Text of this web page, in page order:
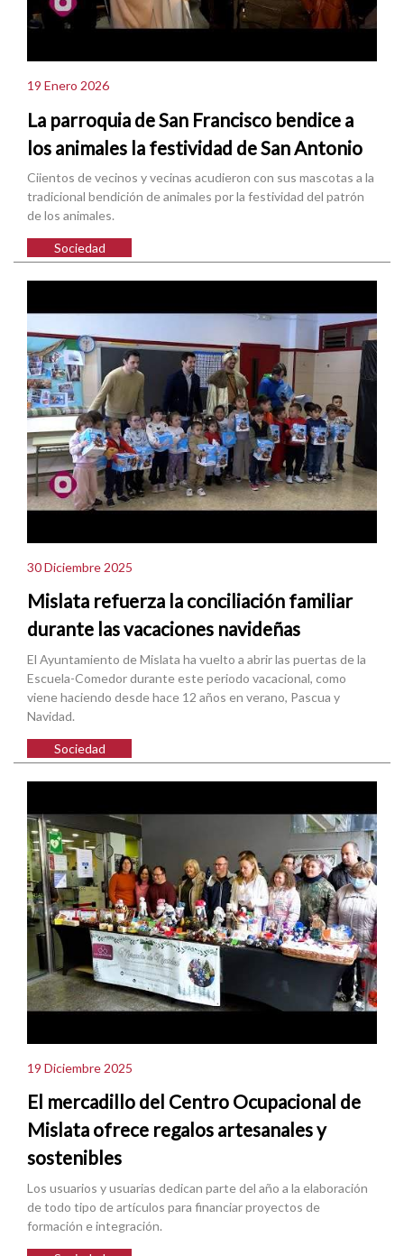
19 Enero 2026
La parroquia de San Francisco bendice a
los animales la festividad de San Antonio
Ciientos de vecinos y vecinas acudieron con sus mascotas a la
tradicional bendición de animales por la festividad del patrón
de los animales.
Sociedad
30 Diciembre 2025
Mislata refuerza la conciliación familiar
durante las vacaciones navideñas
El Ayuntamiento de Mislata ha vuelto a abrir las puertas de la
Escuela-Comedor durante este periodo vacacional, como
viene haciendo desde hace 12 años en verano, Pascua y
Navidad.
Sociedad
19 Diciembre 2025
El mercadillo del Centro Ocupacional de
Mislata ofrece regalos artesanales y
sostenibles
Los usuarios y usuarias dedican parte del año a la elaboración
de todo tipo de artículos para financiar proyectos de
formación e integración.